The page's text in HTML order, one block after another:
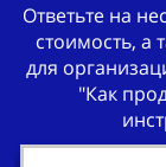
Ответьте на
стоимость, а
для
"Как